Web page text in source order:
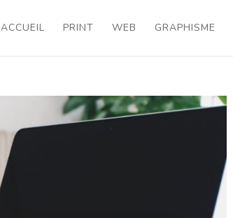
ACCUEIL PRINT WEB GRAPHISME